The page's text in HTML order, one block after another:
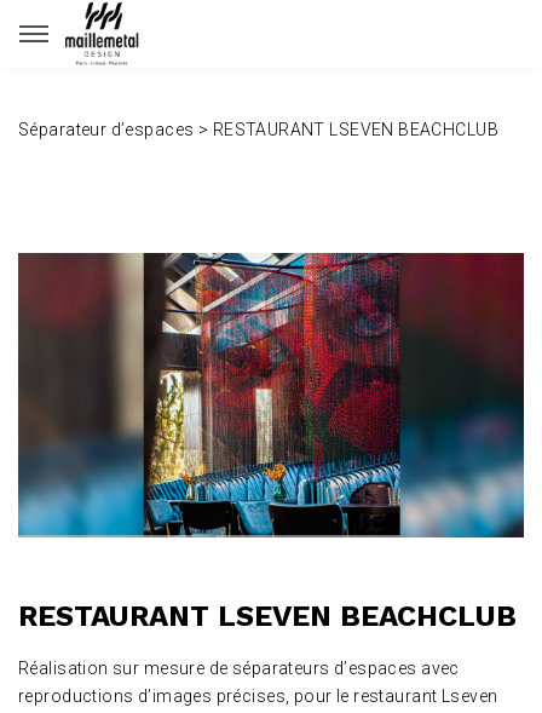
Panneau de gestion des cookies
Séparateur d’espaces > RESTAURANT LSEVEN BEACHCLUB
RESTAURANT LSEVEN BEACHCLUB
Réalisation sur mesure de séparateurs d’espaces avec
reproductions d’images précises, pour le restaurant Lseven